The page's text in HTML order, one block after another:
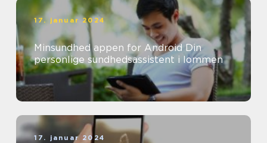
17. januar 2024
Minsundhed appen for Android Din
personlige sundhedsassistent i lommen
17. januar 2024